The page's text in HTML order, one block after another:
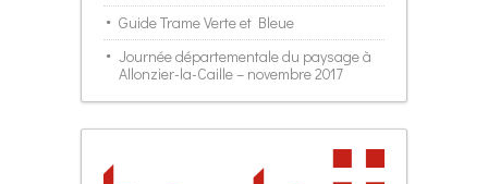
Guide Trame Verte et Bleue
Journée départementale du paysage à
Allonzier-la-Caille – novembre 2017